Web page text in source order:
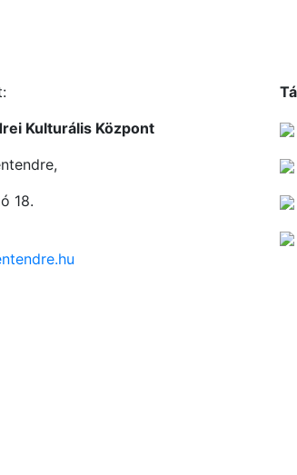
Kulturális Központ
18.